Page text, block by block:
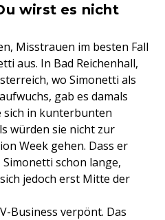
wirst es nicht
Misstrauen im besten Fall
aus. In Bad Reichenhall,
wo Simonetti als
gab es damals
sich in kunterbunten
würden sie nicht zur
Week gehen. Dass er
schon lange,
jedoch erst Mitte der
Business verpönt. Das